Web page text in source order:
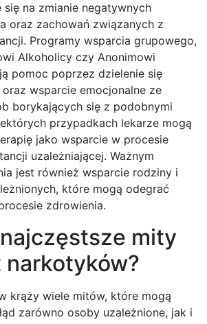
na zmianie negatywnych
oraz zachowań związanych z
Programy wsparcia grupowego,
Alkoholicy czy Anonimowi
pomoc poprzez dzielenie się
wsparcie emocjonalne ze
borykających się z podobnymi
przypadkach lekarze mogą
jako wsparcie w procesie
uzależniającej. Ważnym
jest również wsparcie rodziny i
które mogą odegrać
zdrowienia.
mity
narkotyków?
krąży wiele mitów, które mogą
zarówno osoby uzależnione, jak i